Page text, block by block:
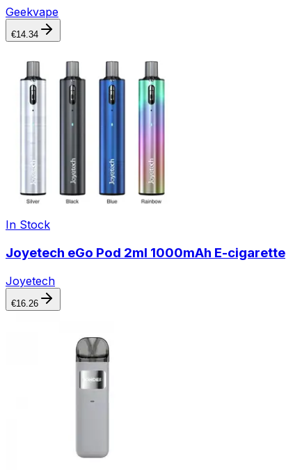
Geekvape
€14.34
In Stock
Joyetech eGo Pod 2ml 1000mAh E-cigarette
Joyetech
€16.26